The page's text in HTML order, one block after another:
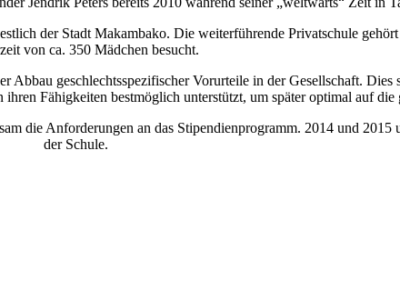
der Stadt Makambako. Die weiterführende Privatschule
von ca. 350 Mädchen besucht.
geschlechtsspezifischer Vorurteile in der Gesellschaft.
Fähigkeiten bestmöglich unterstützt, um später optimal auf
die Anforderungen an das Stipendienprogramm. 2014 und 2015
der Schule.